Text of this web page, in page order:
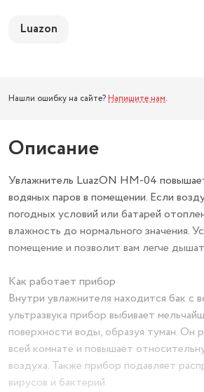
Luazon
Нашли ошибку на сайте? Напишите нам.
Описание
Увлажнитель LuazON HM-04
водяных паров в помещении. Если
погодных условий или батарей
влажность до нормального значения.
помещение и позволит вам легче
Как работает прибор
Внутри увлажнителя находится бак с
ультразвука прибор выбивает
поверхности воды, образуя туман. Он
всей комнате и повышает
воздуха. Также прибор подавляет
вирусов и бактерий.